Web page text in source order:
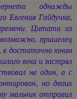
однажды
Евгения Гайдучка,
Цитата из
пришелец
в достаточно юном
века и застрял
не один, а с
но двоих
мальчик отправил